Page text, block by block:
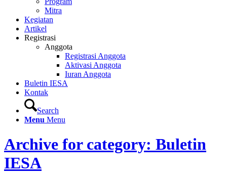
Mitra
Kegiatan
Artikel
Registrasi
Anggota
Registrasi Anggota
Aktivasi Anggota
Iuran Anggota
Buletin IESA
Kontak
Search
Menu Menu
Archive for category: Buletin
IESA